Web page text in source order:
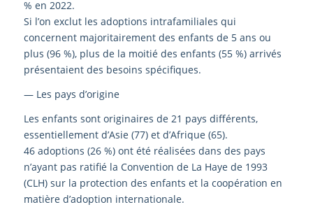
% en 2022.
Si l’on exclut les adoptions intrafamiliales qui
concernent majoritairement des enfants de 5 ans ou
plus (96 %), plus de la moitié des enfants (55 %) arrivés
présentaient des besoins spécifiques.
— Les pays d’origine
Les enfants sont originaires de 21 pays différents,
essentiellement d’Asie (77) et d’Afrique (65).
46 adoptions (26 %) ont été réalisées dans des pays
n’ayant pas ratifié la Convention de La Haye de 1993
(CLH) sur la protection des enfants et la coopération en
matière d’adoption internationale.